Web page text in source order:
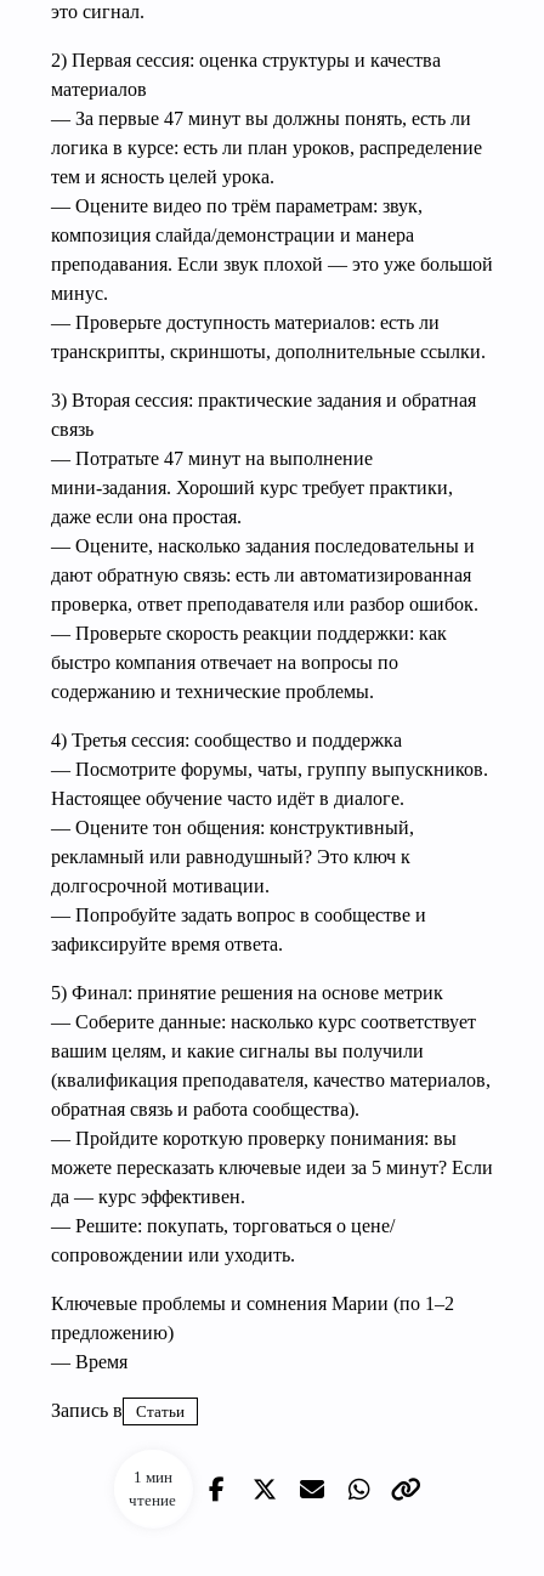
1 мин
чтение
это сигнал.
2) Первая сессия: оценка структуры и качества
материалов
— За первые 47 минут вы должны понять, есть ли
логика в курсе: есть ли план уроков, распределение
тем и ясность целей урока.
— Оцените видео по трём параметрам: звук,
композиция слайда/демонстрации и манера
преподавания. Если звук плохой — это уже большой
минус.
— Проверьте доступность материалов: есть ли
транскрипты, скриншоты, дополнительные ссылки.
3) Вторая сессия: практические задания и обратная
связь
— Потратьте 47 минут на выполнение
мини‑задания. Хороший курс требует практики,
даже если она простая.
— Оцените, насколько задания последовательны и
дают обратную связь: есть ли автоматизированная
проверка, ответ преподавателя или разбор ошибок.
— Проверьте скорость реакции поддержки: как
быстро компания отвечает на вопросы по
содержанию и технические проблемы.
4) Третья сессия: сообщество и поддержка
— Посмотрите форумы, чаты, группу выпускников.
Настоящее обучение часто идёт в диалоге.
— Оцените тон общения: конструктивный,
рекламный или равнодушный? Это ключ к
долгосрочной мотивации.
— Попробуйте задать вопрос в сообществе и
зафиксируйте время ответа.
5) Финал: принятие решения на основе метрик
— Соберите данные: насколько курс соответствует
вашим целям, и какие сигналы вы получили
(квалификация преподавателя, качество материалов,
обратная связь и работа сообщества).
— Пройдите короткую проверку понимания: вы
можете пересказать ключевые идеи за 5 минут? Если
да — курс эффективен.
— Решите: покупать, торговаться о цене/
сопровождении или уходить.
Ключевые проблемы и сомнения Марии (по 1–2
предложению)
— Время
Запись в Статьи